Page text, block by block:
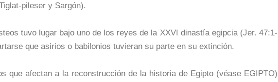
pileser y Sargón).
tuvo lugar bajo uno de los reyes de la XXVI dinastía egipcia (Jer. 47:1-
que asirios o babilonios tuvieran su parte en su extinción.
que afectan a la reconstrucción de la historia de Egipto (véase EGIPTO)